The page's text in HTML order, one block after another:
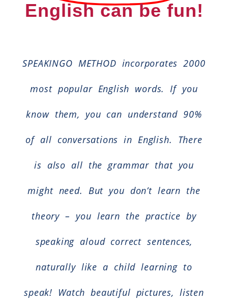
English can be fun!
SPEAKINGO METHOD incorporates 2000
most popular English words. If you
know them, you can understand 90%
of all conversations in English. There
is also all the grammar that you
might need. But you don’t learn the
theory – you learn the practice by
speaking aloud correct sentences,
naturally like a child learning to
speak! Watch beautiful pictures, listen